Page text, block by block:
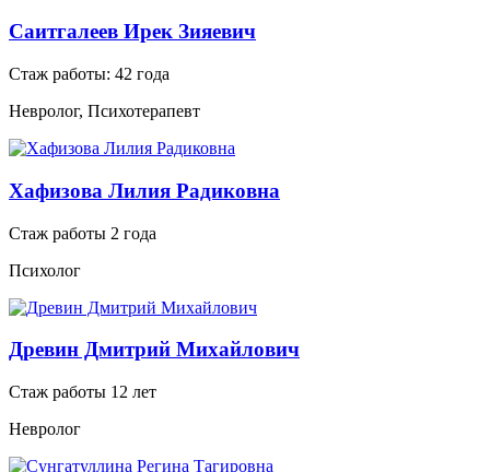
Саитгалеев Ирек Зияевич
Стаж работы: 42 года
Невролог, Психотерапевт
Хафизова Лилия Радиковна
Стаж работы 2 года
Психолог
Древин Дмитрий Михайлович
Стаж работы 12 лет
Невролог